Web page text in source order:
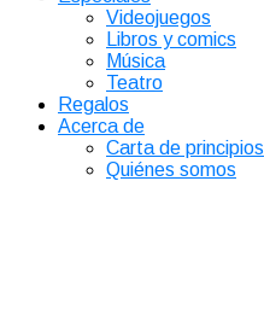
Videojuegos
Libros y comics
Música
Teatro
Regalos
Acerca de
Carta de principios
Quiénes somos